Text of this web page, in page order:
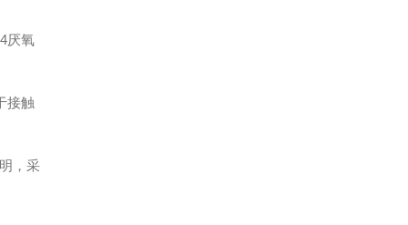
厌氧
接触
，采